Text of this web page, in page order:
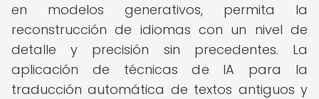
en modelos generativos, permita la
reconstrucción de idiomas con un nivel de
detalle y precisión sin precedentes. La
aplicación de técnicas de IA para la
traducción automática de textos antiguos y